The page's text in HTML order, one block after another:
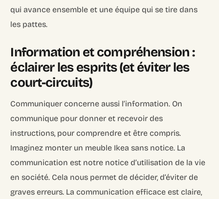
qui avance ensemble et une équipe qui se tire dans
les pattes.
Information et compréhension :
éclairer les esprits (et éviter les
court-circuits)
Communiquer concerne aussi l’information. On
communique pour donner et recevoir des
instructions, pour comprendre et être compris.
Imaginez monter un meuble Ikea sans notice. La
communication est notre notice d’utilisation de la vie
en société. Cela nous permet de décider, d’éviter de
graves erreurs. La communication efficace est claire,